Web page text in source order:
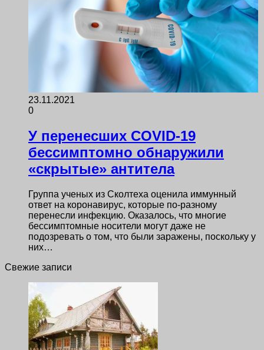
23.11.2021
0
У перенесших COVID-19
бессимптомно обнаружили
«скрытые» антитела
Группа ученых из Сколтеха оценила иммунный
ответ на коронавирус, которые по-разному
перенесли инфекцию. Оказалось, что многие
бессимптомные носители могут даже не
подозревать о том, что были заражены, поскольку у
них…
Свежие записи